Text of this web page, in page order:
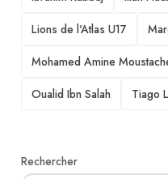
Lions de l'Atlas U17
Mohamed Amine
Oualid Ibn Salah
Tiago
Rechercher